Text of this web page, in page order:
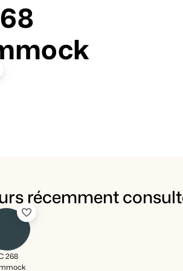
récemment
268